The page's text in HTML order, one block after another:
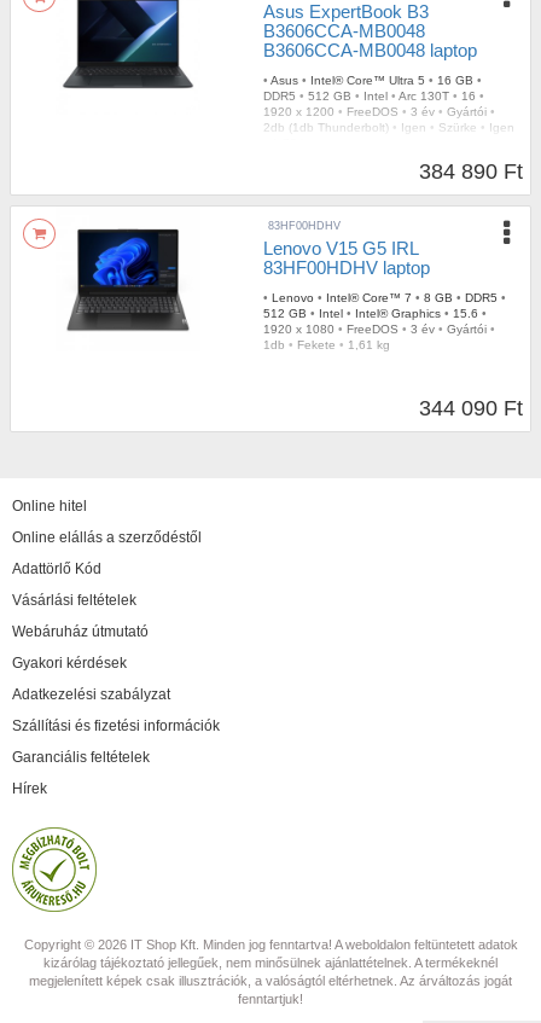
Asus ExpertBook B3
B3606CCA-MB0048
B3606CCA-MB0048 laptop
• Asus • Intel® Core™ Ultra 5 • 16 GB •
DDR5 • 512 GB • Intel • Arc 130T • 16 •
1920 x 1200 • FreeDOS • 3 év • Gyártói •
2db (1db Thunderbolt) • Igen • Szürke • Igen
384 890 Ft
83HF00HDHV
Lenovo V15 G5 IRL
83HF00HDHV laptop
• Lenovo • Intel® Core™ 7 • 8 GB • DDR5 •
512 GB • Intel • Intel® Graphics • 15.6 •
1920 x 1080 • FreeDOS • 3 év • Gyártói •
1db • Fekete • 1,61 kg
344 090 Ft
Online hitel
Online elállás a szerződéstől
Adattörlő Kód
Vásárlási feltételek
Webáruház útmutató
Gyakori kérdések
Adatkezelési szabályzat
Szállítási és fizetési információk
Garanciális feltételek
Hírek
Copyright © 2026 IT Shop Kft. Minden jog fenntartva! A weboldalon feltüntetett adatok
kizárólag tájékoztató jellegűek, nem minősülnek ajánlattételnek. A termékeknél
megjelenített képek csak illusztrációk, a valóságtól eltérhetnek. Az árváltozás jogát
fenntartjuk!